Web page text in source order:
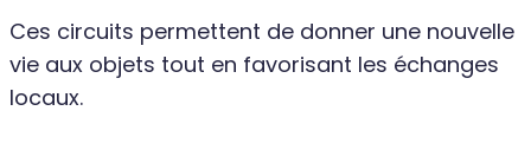
Ces circuits permettent de donner une nouvelle
vie aux objets tout en favorisant les échanges
locaux.